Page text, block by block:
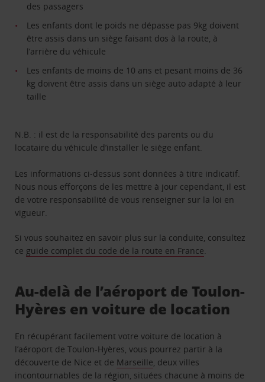
des passagers
Les enfants dont le poids ne dépasse pas 9kg doivent
être assis dans un siège faisant dos à la route, à
l’arrière du véhicule
Les enfants de moins de 10 ans et pesant moins de 36
kg doivent être assis dans un siège auto adapté à leur
taille
N.B. : il est de la responsabilité des parents ou du
locataire du véhicule d’installer le siège enfant.
Les informations ci-dessus sont données à titre indicatif.
Nous nous efforçons de les mettre à jour cependant, il est
de votre responsabilité de vous renseigner sur la loi en
vigueur.
Si vous souhaitez en savoir plus sur la conduite, consultez
ce guide complet du code de la route en France.
Au-delà de l’aéroport de Toulon-
Hyères en voiture de location
En récupérant facilement votre voiture de location à
l’aéroport de Toulon-Hyères, vous pourrez partir à la
découverte de Nice et de Marseille, deux villes
incontournables de la région, situées chacune à moins de